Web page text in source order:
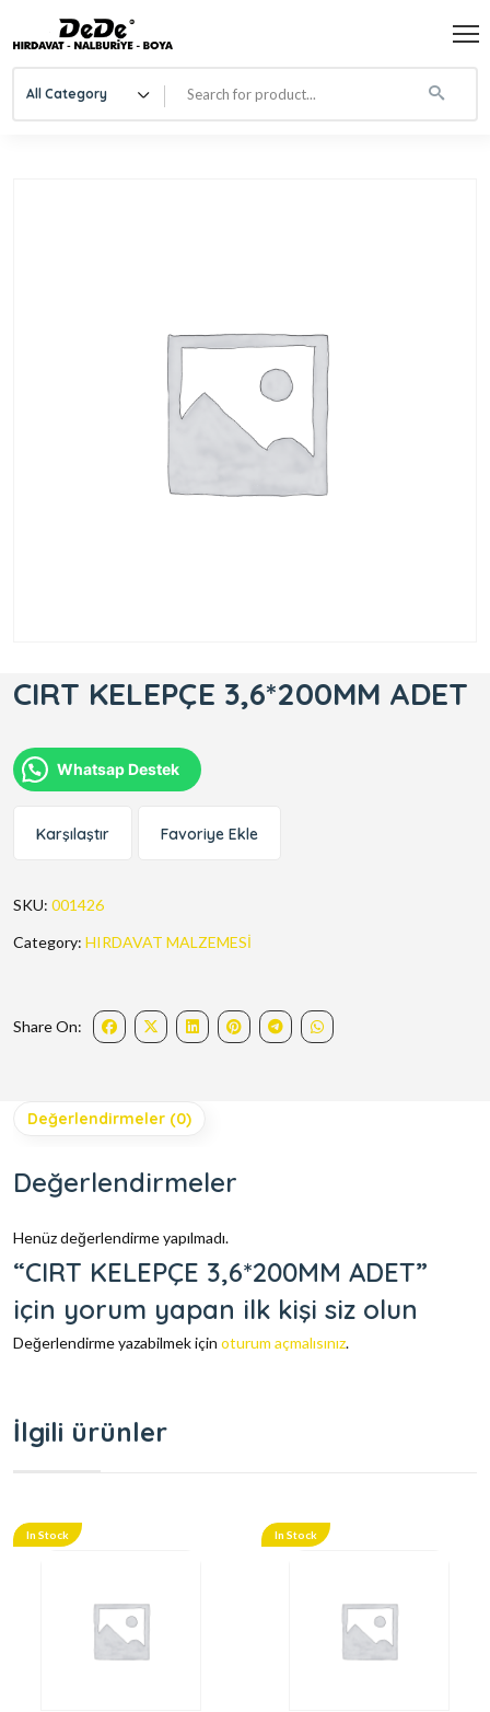
All Category
CIRT KELEPÇE 3,6*200MM ADET
Whatsap Destek
Karşılaştır Favoriye Ekle
SKU: 001426
Category: HIRDAVAT MALZEMESİ
Share On:
Değerlendirmeler (0)
Değerlendirmeler
Henüz değerlendirme yapılmadı.
“CIRT KELEPÇE 3,6*200MM ADET”
için yorum yapan ilk kişi siz olun
Değerlendirme yazabilmek için oturum açmalısınız.
İlgili ürünler
In Stock In Stock